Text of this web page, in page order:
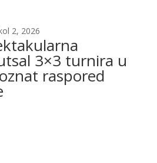
2, 2026
3×3 turnira u
raspored